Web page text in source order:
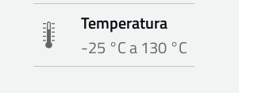
Temperatura
-25 °C a 130 °C